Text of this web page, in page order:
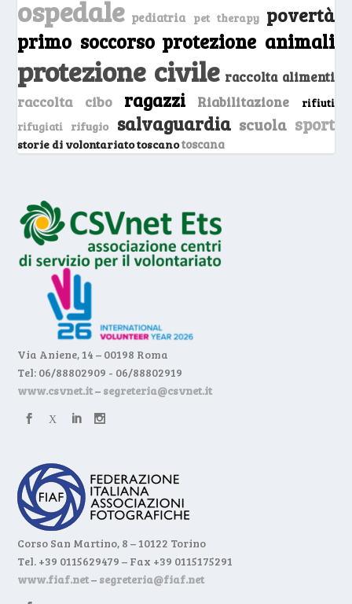
ospedale pediatria pet therapy povertà
primo soccorso protezione animali
protezione civile raccolta alimenti
raccolta cibo ragazzi Riabilitazione
rifiuti
rifugiati
rifugio salvaguardia scuola sport
storie di volontariato toscanotoscana
Via Aniene, 14 – 00198 Roma
Tel: 06/88802909 - 06/88802919
www.csvnet.it– segreteria@csvnet.it
Corso San Martino, 8 – 10122 Torino
Tel. +39 0115629479 – Fax +39 0115175291
www.fiaf.net– segreteria@fiaf.net